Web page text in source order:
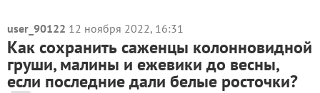
user_90122 12 ноября 2022, 16:31
Как сохранить саженцы колонновидной
груши, малины и ежевики до весны,
если последние дали белые росточки?